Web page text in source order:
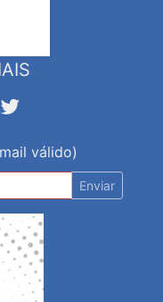
válido)
Enviar